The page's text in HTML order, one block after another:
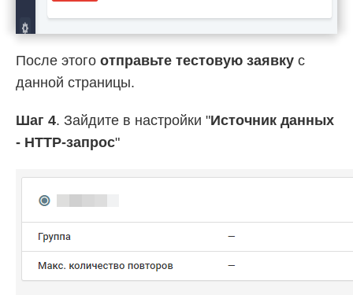
После этого отправьте тестовую заявку с
данной страницы.
Шаг 4. Зайдите в настройки "Источник данных
- HTTP-запрос"